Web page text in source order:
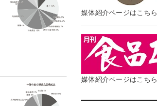
媒体紹介ページはこちら
媒体紹介ページはこちら